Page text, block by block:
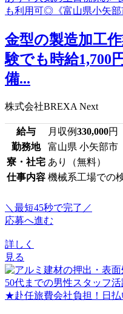
金型の製造加工
験でも時給1,700
備...
株式会社BREXA Next
給与 月収例330,000円
勤務地
富山県 小矢部市
寮・社宅 あり（無料）
仕事内容 機械系工場での
＼最短45秒で完了／
応募へ進む
詳しく
見る